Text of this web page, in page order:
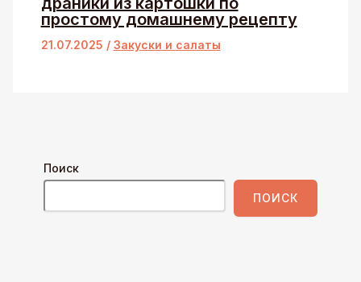
простому домашнему рецепту
21.07.2025 / Закуски и салаты
Поиск
ПОИСК